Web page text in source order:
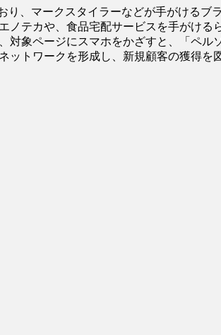
り、マークスタイラーなどが手がける
ノテカや、食品宅配サービスを手がけ
象ページにスマホをかざすと、「ペ
トワークを形成し、新規顧客の獲得